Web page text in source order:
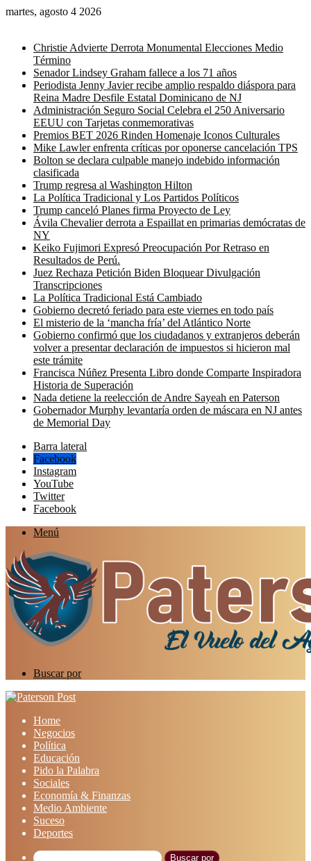
martes, agosto 4 2026
Christie Advierte Derrota Monumental Elecciones Medio
Término
Senador Lindsey Graham fallece a los 71 años
Periodista Jenny Javier recibe amplio respaldo diáspora para
Reina Madre Desfile Estatal Dominicano de NJ
Administración Seguro Social Celebra el 250 Aniversario
EEUU con Tarjetas conmemorativas
Premios BET 2026 Rinden Homenaje Iconos Culturales
Mike Lawler enfrenta críticas por oponerse cancelación TPS
Bolton se declara culpable manejo indebido información
clasificada
Trump regresa al Washington Hilton
La Política Tradicional y Los Partidos Políticos
Trump canceló Planes firma Proyecto de Ley
Ávila Chevalier derrota a Espaillat en primarias demócratas de
NY
Keiko Fujimori Expresó Preocupación Por Retraso en
Resultados de Perú.
Juez Rechaza Petición Biden Bloquear Divulgación
Transcripciones
La Política Tradicional Está Cambiado
Gobierno decretó feriado para este viernes en todo país
El misterio de la ‘mancha fría’ del Atlántico Norte
Gobierno confirmó que los ciudadanos y extranjeros deberán
volver a presentar declaración de impuestos si hicieron mal
este trámite
Francisca Núñez Presenta Libro donde Comparte Inspiradora
Historia de Superación
Nada detiene la reelección de Andre Sayeah en Paterson
Gobernador Murphy levantaría orden de máscara en NJ antes
de Memorial Day
Barra lateral
Facebook
Instagram
YouTube
Twitter
Facebook
Menú
Buscar por
Home
Negocios
Política
Educación
Pido la Palabra
Sociales
Economía & Finanzas
Medio Ambiente
Suceso
Deportes
Buscar por